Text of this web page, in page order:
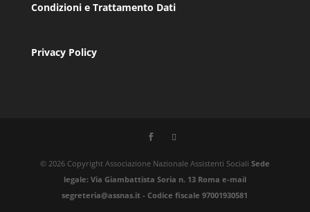
Condizioni e Trattamento Dati
Privacy Policy
© 2026 Copyright Associazione Nazionale Assistenti Sociali Sede
legale: Via Giambattista Soria n. 13 Roma e-mail
segreteria@assnas.it - Codice fiscale 97001930581